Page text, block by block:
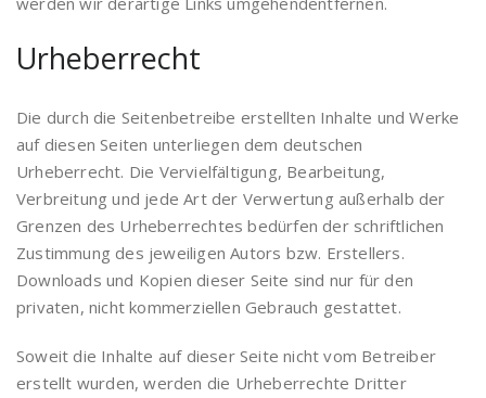
Urheberrecht
Die durch die Seitenbetreibe erstellten Inhalte und Werke
auf diesen Seiten unterliegen dem deutschen
Urheberrecht. Die Vervielfältigung, Bearbeitung,
Verbreitung und jede Art der Verwertung außerhalb der
Grenzen des Urheberrechtes bedürfen der schriftlichen
Zustimmung des jeweiligen Autors bzw. Erstellers.
Downloads und Kopien dieser Seite sind nur für den
privaten, nicht kommerziellen Gebrauch gestattet.
Soweit die Inhalte auf dieser Seite nicht vom Betreiber
erstellt wurden, werden die Urheberrechte Dritter